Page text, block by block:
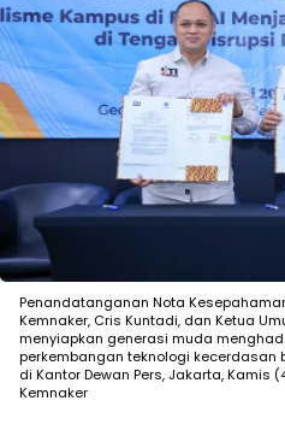
Penandatanganan Nota
Kemnaker, Cris Kuntadi, dan Ketua
menyiapkan generasi muda
perkembangan teknologi kecerdasan
di Kantor Dewan Pers, Jakarta, Kamis
Kemnaker